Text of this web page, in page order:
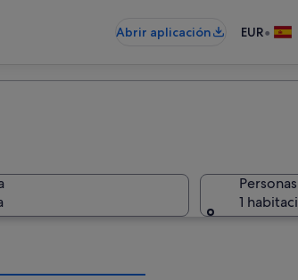
Abrir aplicación EUR•
Personas
1